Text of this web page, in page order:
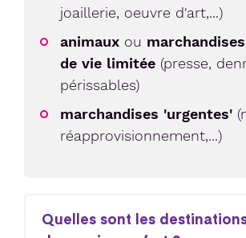
joaillerie, oeuvre d'art,...)
animaux ou
de vie limitée (presse,
périssables)
marchandises 'urgentes'
réapprovisionnement,...)
Quelles sont les